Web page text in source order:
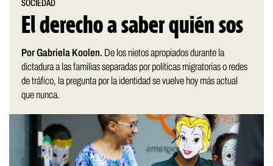
SOCIEDAD
El derecho a saber quién sos
Por Gabriela Koolen. De los nietos apropiados durante la
dictadura a las familias separadas por políticas migratorias o redes
de tráfico, la pregunta por la identidad se vuelve hoy más actual
que nunca.